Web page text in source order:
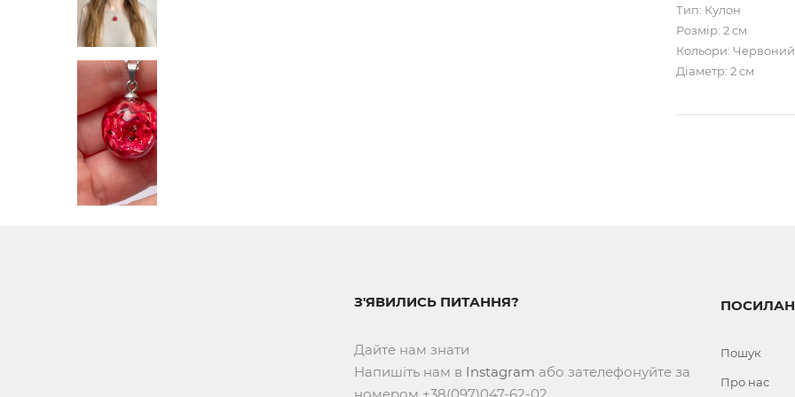
Тип: Кулон
Розмір: 2 см
Кольори: Червоний
Діаметр: 2 см
З'ЯВИЛИСЬ ПИТАННЯ?
Дайте нам знати
Напишіть нам в Instagram або зателефонуйте за
номером +38(097)047-62-02
Пошук
Про нас